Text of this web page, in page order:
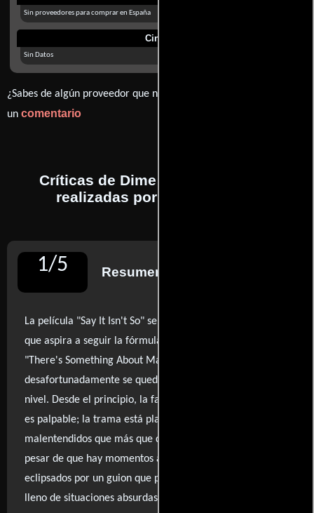
Sin proveedores para comprar en España
Cines
Sin Datos
¿Sabes de algún proveedor que no estamos mostrando? déjanos
un comentario
Críticas de Dime que no es cierto
realizadas por profesionales
1/5 Resumen de reseñas
La película "Say It Isn't So" se presenta como una comedia
que aspira a seguir la fórmula de éxito de clásicos como
"There's Something About Mary", pero
desafortunadamente se queda muy lejos de alcanzar ese
nivel. Desde el principio, la falta de ingenio y originalidad
es palpable; la trama está plagada de clichés y
malentendidos que más que divertir, resultan molestos. A
pesar de que hay momentos aislados de humor, estos son
eclipsados por un guion que parece un parche mal cosido,
lleno de situaciones absurdas y referencias a lo grotesco